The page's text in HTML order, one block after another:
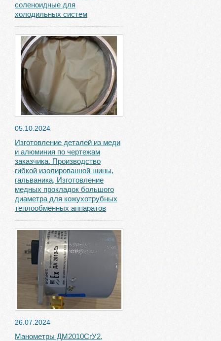
соленоидные для
холодильных систем
05.10.2024
Изготовление деталей из меди
и алюминия по чертежам
заказчика. Производство
гибкой изолированной шины,
гальваника, Изготовление
медных прокладок большого
диаметра для кожухотрубных
теплообменных аппаратов
26.07.2024
Манометры ДМ2010СгУ2,